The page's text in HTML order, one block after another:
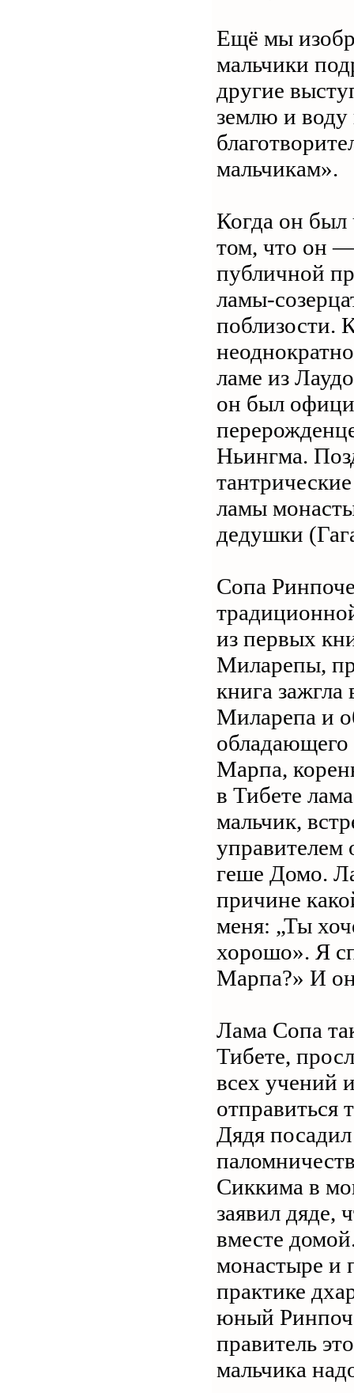
Ещё мы
мальчики
другие
землю и воду
мальчикам».
Когда он был
том, что он
публичной
ламы-
поблизости.
ламе из
он был
Ньингма.
ламы
дедушки
Сопа
из первых
Миларепы,
книга зажгла
Миларепа и
Марпа,
в Тибете
мальчик,
управителем
геше Домо.
причине
меня: „Ты
хорошо». Я
Марпа?» И
Лама Сопа
Тибете,
всех учений
отправиться
Дядя
Сиккима в
заявил дяде,
вместе
монастыре и
практике
юный
правитель
мальчика